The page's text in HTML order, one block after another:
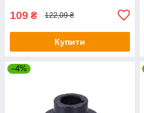
109 ₴ 122,09 ₴
Купити
–4%